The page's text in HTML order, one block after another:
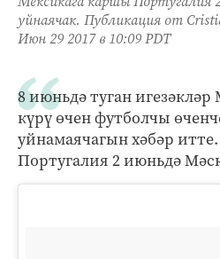
уйнаячак. Публикация от
Июн 29 2017 в 10:09 PDT
8 июньдә туган
күрү өчен футболчы
уйнамаячагын хәбәр
Португалия 2 июньдә